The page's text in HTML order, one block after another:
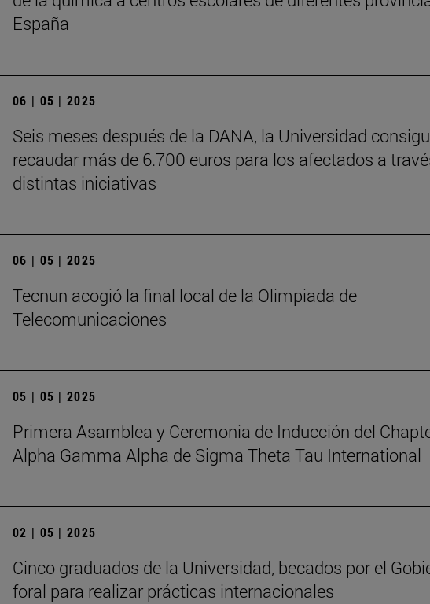
España
06 | 05 | 2025
Seis meses después de la DANA, la Universidad
recaudar más de 6.700 euros para los afectados a
distintas iniciativas
06 | 05 | 2025
­Tecnun acogió la final local de la Olimpiada de
Telecomunicaciones
05 | 05 | 2025
Primera Asamblea y Ceremonia de Inducción del
Alpha Gamma Alpha de Sigma Theta Tau International
02 | 05 | 2025
Cinco graduados de la Universidad, becados por el
foral para realizar prácticas internacionales